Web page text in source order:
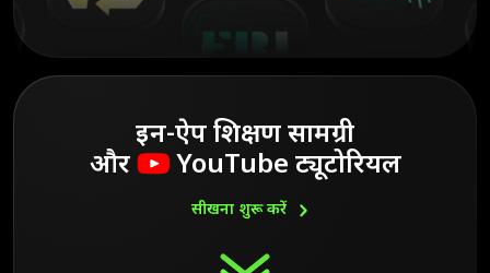
इन-ऐप शिक्षण सामग्री
और
YouTube ट्यूटोरियल
सीखना शुरूकरें